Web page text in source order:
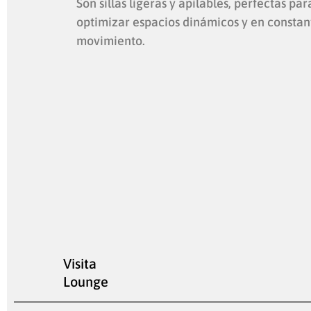
optimizar espacios dinámicos y en
movimiento.
Visita
Lounge